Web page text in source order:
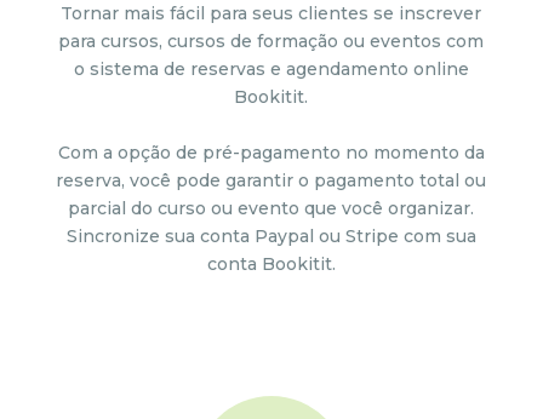
Tornar mais fácil para seus clientes se inscrever
para cursos, cursos de formação ou eventos com
o sistema de reservas e agendamento online
Bookitit.
Com a opção de pré-pagamento no momento da
reserva, você pode garantir o pagamento total ou
parcial do curso ou evento que você organizar.
Sincronize sua conta Paypal ou Stripe com sua
conta Bookitit.